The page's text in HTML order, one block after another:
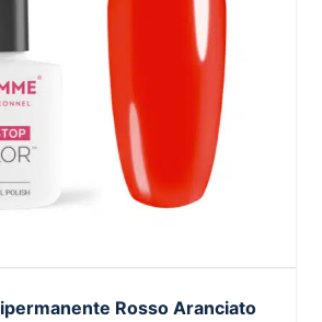
Rosso Aranciato